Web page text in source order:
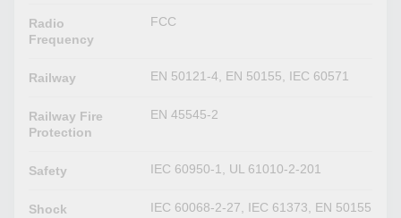
Radio
Frequency
FCC
Railway EN 50121-4, EN 50155, IEC 60571
Railway Fire
Protection
EN 45545-2
Safety IEC 60950-1, UL 61010-2-201
Shock IEC 60068-2-27, IEC 61373, EN 50155